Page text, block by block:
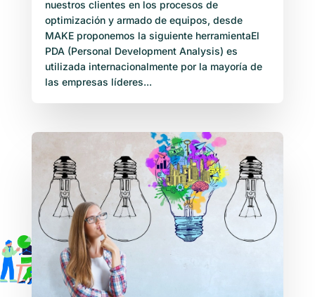
nuestros clientes en los procesos de
optimización y armado de equipos, desde
MAKE proponemos la siguiente herramientaEl
PDA (Personal Development Analysis) es
utilizada internacionalmente por la mayoría de
las empresas líderes...